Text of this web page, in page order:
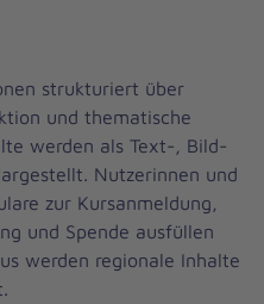
strukturiert über
und thematische
werden als Text-, Bild-
Nutzerinnen und
zur Kursanmeldung,
und Spende ausfüllen
werden regionale Inhalte